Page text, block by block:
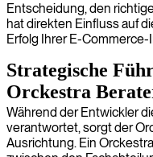
Entscheidung, den
hat direkten Einfluss auf
Erfolg Ihrer E-Commerce-
Strategische
Orckestra
Während der Entwickler
verantwortet, sorgt der
Ausrichtung. Ein